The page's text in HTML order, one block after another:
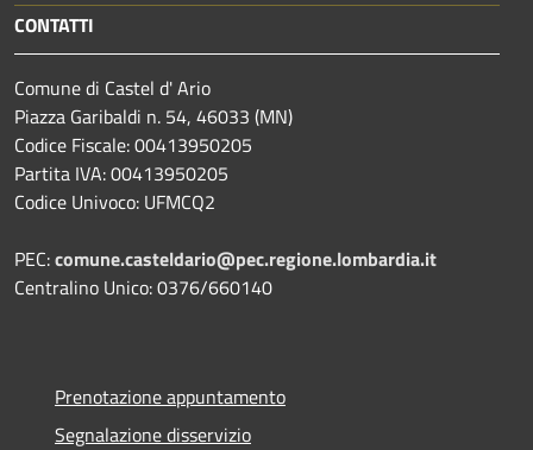
CONTATTI
Comune di Castel d' Ario
Piazza Garibaldi n. 54, 46033 (MN)
Codice Fiscale: 00413950205
Partita IVA: 00413950205
Codice Univoco: UFMCQ2
PEC:comune.casteldario@pec.regione.lombardia.it
Centralino Unico: 0376/660140
Prenotazione appuntamento
Segnalazione disservizio